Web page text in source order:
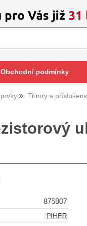
Obchodní podmínky
Trimry a
875907
PIHER